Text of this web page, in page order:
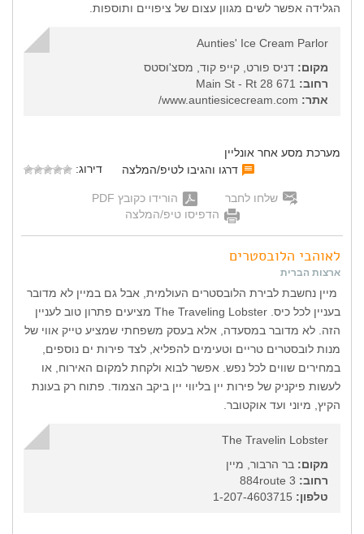
הגלידה אפשר לשים מגוון עצום של ציפויים ותוספות.
Aunties' Ice Cream Parlor
מקום: דניס פורט, קייפ קוד, מסצ'וסטס
רחוב:
אתר:
מערכת מסע אחר אונליין
דרגו והגיבו לטיפ/המלצה
דירוג:
שלחו לחבר
הורידו כקובץ PDF
הדפיסו טיפ/המלצה
לאוהבי הלובסטרים
ארצות הברית
מיין נחשבת לבירת הלובסטרים העולמית, אבל גם במיין לא מדובר
בעניין לכל כיס. The Traveling Lobster מציעים פתרון טוב לעניין
הזה. לא מדובר במסעדה, אלא בעסק משפחתי שמציע טייק אווי של
מנות לובסטרים טריים וטעימים להפליא, לצד פירות ים נוספים,
במחירים שווים לכל נפש. אפשר לבוא ולקחת למקום האירוח, או
לעשות פיקניק של פירות יין בליווי יין ביקב הצמוד. פתוח רק בעונת
הקיץ, מיוני ועד אוקטובר.
The Travelin Lobster
מקום: בר הרבור, מיין
רחוב:
טלפון: